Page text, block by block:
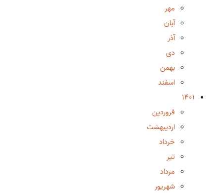
مهر
آبان
آذر
دی
بهمن
اسفند
1401
فروردین
اردیبهشت
خرداد
تیر
مرداد
شهریور